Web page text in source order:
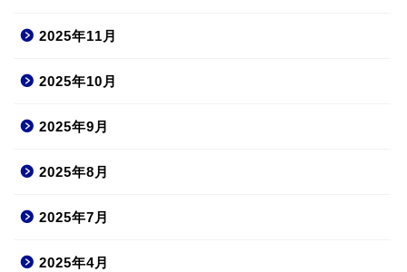
2025年11月
2025年10月
2025年9月
2025年8月
2025年7月
2025年4月